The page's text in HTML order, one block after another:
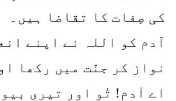
کی صِفات کا تقاضا ہیں۔
آدم کو اللہ نے اپنے
نواز کر جنّت میں رکھا
اے آدم! تُو اور تیری